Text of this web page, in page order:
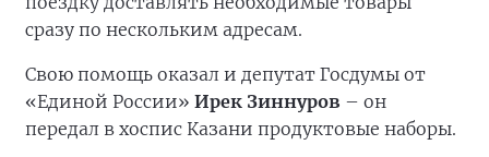
сразу по нескольким адресам.
Свою помощь оказал и депутат Госдумы от
«Единой России» Ирек Зиннуров – он
передал в хоспис Казани продуктовые наборы.